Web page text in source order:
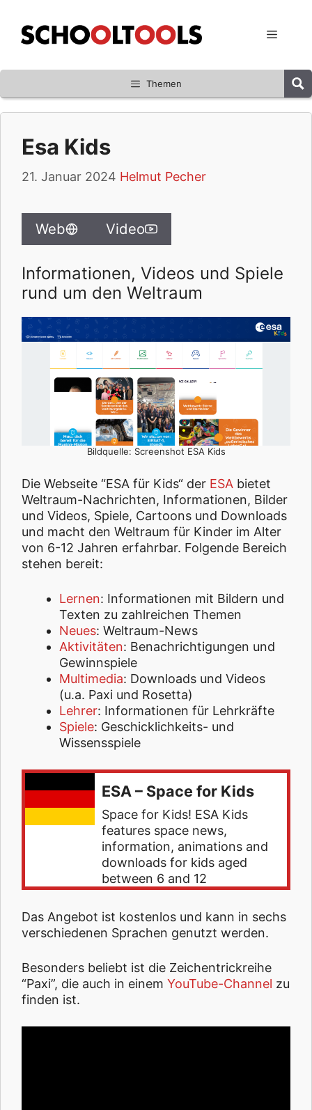
Inhalt
springen
Menü
Themen
Esa Kids
21. Januar 2024 Helmut Pecher
Web Video
Informationen, Videos und Spiele
rund um den Weltraum
Bildquelle: Screenshot ESA Kids
Die Webseite “ESA für Kids“ der ESA bietet
Weltraum-Nachrichten, Informationen, Bilder
und Videos, Spiele, Cartoons und Downloads
und macht den Weltraum für Kinder im Alter
von 6-12 Jahren erfahrbar. Folgende Bereich
stehen bereit:
Lernen: Informationen mit Bildern und
Texten zu zahlreichen Themen
Neues: Weltraum-News
Aktivitäten: Benachrichtigungen und
Gewinnspiele
Multimedia: Downloads und Videos
(u.a. Paxi und Rosetta)
Lehrer: Informationen für Lehrkräfte
Spiele: Geschicklichkeits- und
Wissensspiele
ESA – Space for Kids
Space for Kids! ESA Kids
features space news,
information, animations and
downloads for kids aged
between 6 and 12
Das Angebot ist kostenlos und kann in sechs
verschiedenen Sprachen genutzt werden.
Besonders beliebt ist die Zeichentrickreihe
“Paxi”, die auch in einem YouTube-Channel zu
finden ist.